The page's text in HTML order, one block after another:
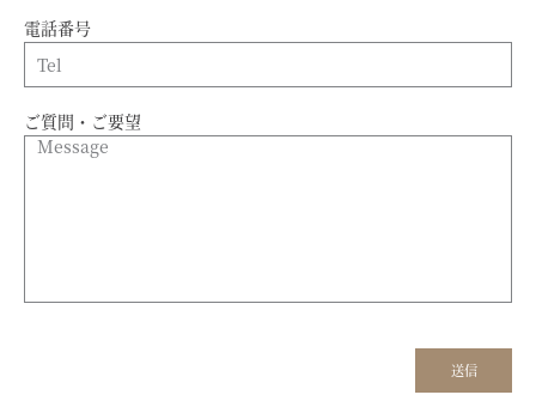
電話番号
ご質問・ご要望